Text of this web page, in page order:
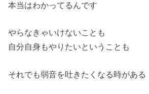
本当はわかってるんです
やらなきゃいけないことも
自分自身もやりたいということも
それでも弱音を吐きたくなる時がある